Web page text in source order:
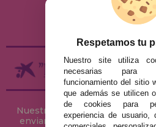
ENVÍOS Y
DEVOLUCIONES /
Nuestra tienda de puzzles
enviamos tus puzzles a
Respetamos tu
Nuestro site utiliza
necesarias para
funcionamiento del sitio
que además se utilicen
de cookies para
experiencia de usuario,